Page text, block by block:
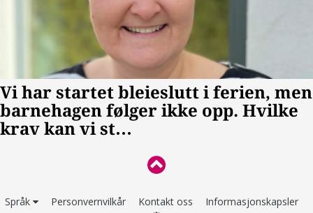
Språk Personvernvilkår Kontakt oss Informasjonskapsler